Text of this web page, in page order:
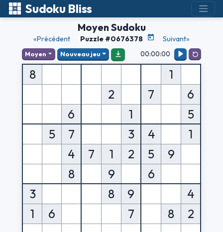
Sudoku Bliss
Moyen Sudoku
«Précédent Puzzle #0676378 Suivant»
Moyen Nouveau jeu 00:00:00
8
1
2
7
6
6
1
5
5
7 3 4
1
4
7 1 2 5
9
8
9
6
3
8 9
4
1
6 7 8 2